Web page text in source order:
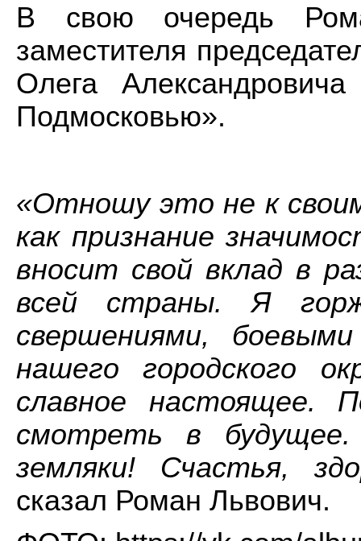
В свою очередь
заместителя
Олега
Подмосковью».
«Отношу это не к
как признание
вносит свой вклад в
всей страны. Я
свершениями,
нашего городского
славное настоящее.
смотреть в будущее.
земляки! Счастья,
сказал Роман Львович.